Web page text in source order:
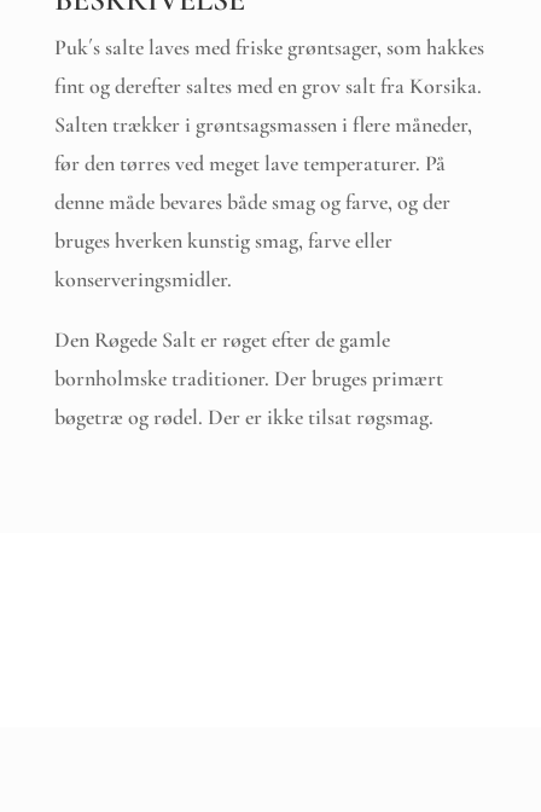
Puk´s salte laves med friske grøntsager, som hakkes
fint og derefter saltes med en grov salt fra Korsika.
Salten trækker i grøntsagsmassen i flere måneder,
før den tørres ved meget lave temperaturer. På
denne måde bevares både smag og farve, og der
bruges hverken kunstig smag, farve eller
konserveringsmidler.
Den Røgede Salt er røget efter de gamle
bornholmske traditioner. Der bruges primært
bøgetræ og rødel. Der er ikke tilsat røgsmag.